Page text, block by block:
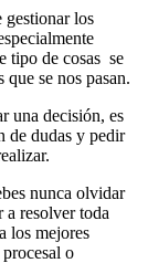
gestionar los
tipo de cosas se
se nos pasan.
una decisión, es
de dudas y pedir
nunca olvidar
a resolver toda
los mejores
o